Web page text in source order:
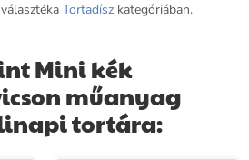
Tortadísz kategóriában.
Mini kék
műanyag
tortára: